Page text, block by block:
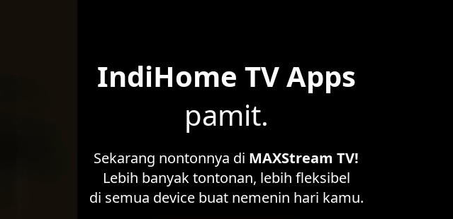
IndiHome TV Apps
pamit.
Sekarang nontonnya di MAXStream TV!
Lebih banyak tontonan, lebih fleksibel
di semua device buat nemenin hari kamu.